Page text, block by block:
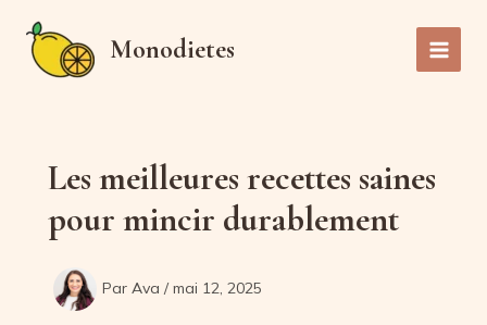
contenu
Monodietes
Main
Les meilleures recettes saines
pour mincir durablement
Par Ava /mai 12, 2025